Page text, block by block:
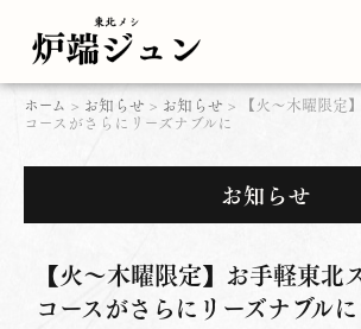
ホーム > お知らせ > お知らせ > 【火～木曜限定
コースがさらにリーズナブルに
お知らせ
【火～木曜限定】お手軽東北
コースがさらにリーズナブルに